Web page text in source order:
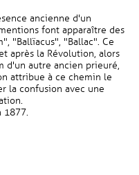
ancienne d'un
font apparaître des
"Ballïacus", "Ballac". Ce
après la Révolution, alors
d'un autre ancien prieuré,
attribue à ce chemin le
la confusion avec une
1877.